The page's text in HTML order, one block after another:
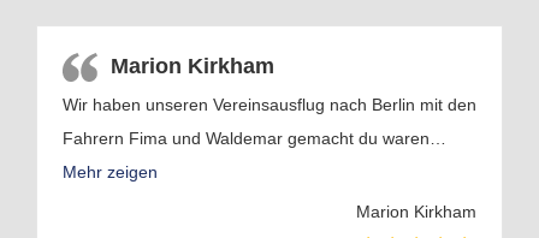
Marion Kirkham
Wir haben unseren Vereinsausflug nach Berlin mit den
Fahrern Fima und Waldemar gemacht du waren…
Mehr zeigen
Marion Kirkham